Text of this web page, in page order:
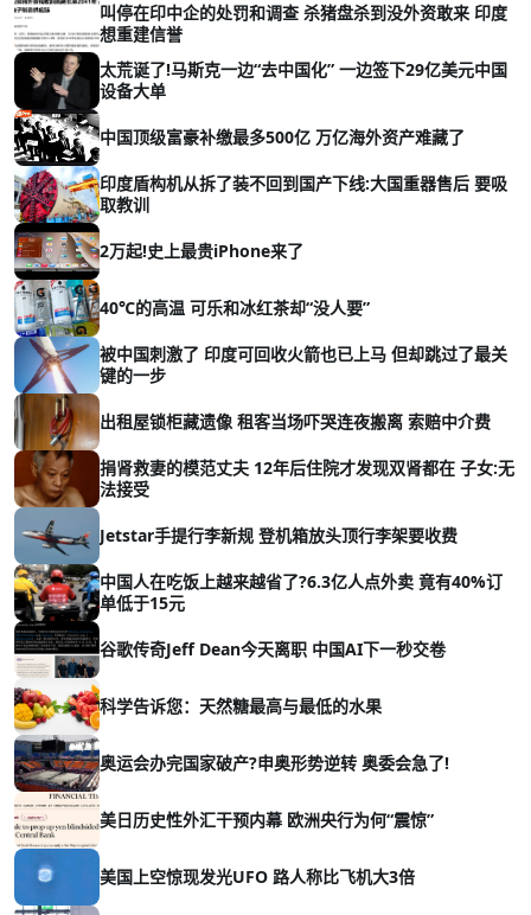
叫停在印中企的处罚和调查 杀猪盘杀到没外资敢来 印度
想重建信誉
太荒诞了!马斯克一边“去中国化” 一边签下29亿美元中国
设备大单
中国顶级富豪补缴最多500亿 万亿海外资产难藏了
印度盾构机从拆了装不回到国产下线:大国重器售后 要吸
取教训
2万起!史上最贵iPhone来了
40℃的高温 可乐和冰红茶却“没人要”
被中国刺激了 印度可回收火箭也已上马 但却跳过了最关
键的一步
出租屋锁柜藏遗像 租客当场吓哭连夜搬离 索赔中介费
捐肾救妻的模范丈夫 12年后住院才发现双肾都在 子女:无
法接受
Jetstar手提行李新规 登机箱放头顶行李架要收费
中国人在吃饭上越来越省了?6.3亿人点外卖 竟有40%订
单低于15元
谷歌传奇Jeff Dean今天离职 中国AI下一秒交卷
科学告诉您：天然糖最高与最低的水果
奥运会办完国家破产?申奥形势逆转 奥委会急了!
美日历史性外汇干预内幕 欧洲央行为何“震惊”
美国上空惊现发光UFO 路人称比飞机大3倍